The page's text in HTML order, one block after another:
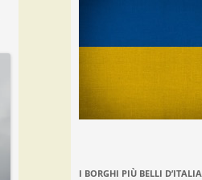
I BORGHI PIÙ BELLI D’ITALIA